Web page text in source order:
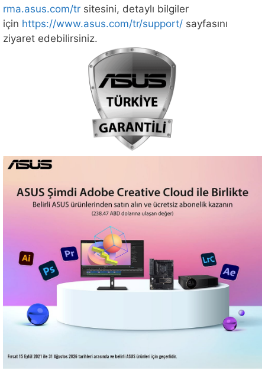
rma.asus.com/tr sitesini, detaylı bilgiler
için https://www.asus.com/tr/support/ sayfasını
ziyaret edebilirsiniz.